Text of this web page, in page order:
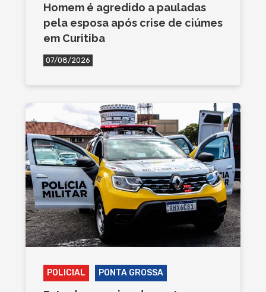
Homem é agredido a pauladas
pela esposa após crise de ciúmes
em Curitiba
07/08/2026
POLICIAL PONTA GROSSA